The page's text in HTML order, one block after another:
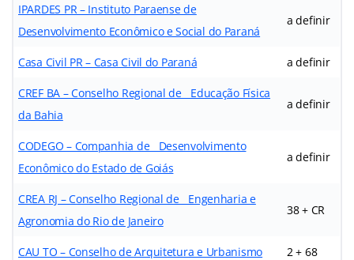
IPARDES PR – Instituto Paraense de
Desenvolvimento Econômico e Social do Paraná
a definir
Casa Civil PR – Casa Civil do Paraná a definir
CREF BA – Conselho Regional de Educação Física
da Bahia
a definir
CODEGO – Companhia de Desenvolvimento
Econômico do Estado de Goiás
a definir
CREA RJ – Conselho Regional de Engenharia e
Agronomia do Rio de Janeiro
38 + CR
CAU TO – Conselho de Arquitetura e Urbanismo
2 + 68